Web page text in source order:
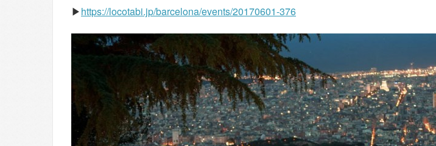
▶︎https://locotabi.jp/barcelona/events/20170601-376